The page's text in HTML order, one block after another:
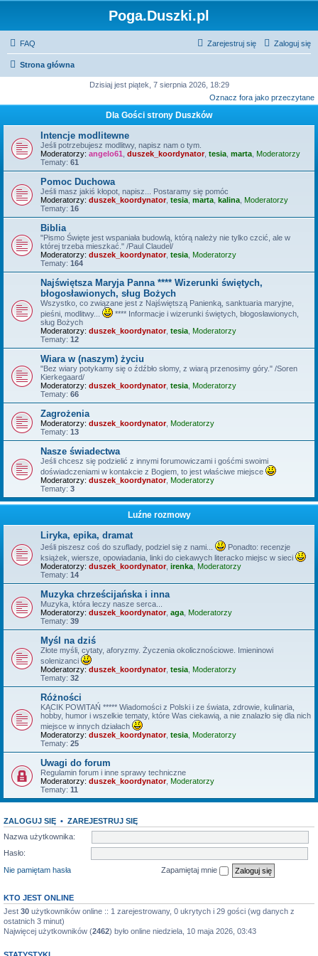
Poga.Duszki.pl
FAQ Zaloguj się
Zarejestruj się
Strona główna
Dzisiaj jest piątek, 7 sierpnia 2026, 18:29
Oznacz fora jako przeczytane
Dla Gości strony Duszków
Intencje modlitewne
Jeśli potrzebujesz modlitwy, napisz nam o tym.
Moderatorzy: angelo61 duszek_koordynator, tesia marta Moderatorzy
Tematy: 61
Pomoc Duchowa
Jeśli masz jakiś kłopot, napisz... Postaramy się pomóc
Moderatorzy: duszek_koordynator, tesia marta kalina Moderatorzy
Tematy: 16
Biblia
"Pismo Święte jest wspaniała budowlą, którą należy nie tylko czcić, ale w
której trzeba mieszkać." /Paul Claudel/
Moderatorzy: duszek_koordynator, tesia Moderatorzy
Tematy: 164
Najświętsza Maryja Panna **** Wizerunki świętych,
błogosławionych, sług Bożych
Wszystko, co związane jest z Najświętszą Panienką, sanktuaria maryjne,
pieśni, modlitwy...
**** Informacje i wizerunki świętych, błogosławionych,
sług Bożych
Moderatorzy: duszek_koordynator, tesia Moderatorzy
Tematy: 12
Wiara w (naszym) życiu
"Bez wiary potykamy się o źdźbło słomy, z wiarą przenosimy góry." /Soren
Kierkegaard/
Moderatorzy: duszek_koordynator, tesia Moderatorzy
Tematy: 66
Zagrożenia
Moderatorzy: duszek_koordynator, Moderatorzy
Tematy: 13
Nasze świadectwa
Jeśli chcesz się podzielić z innymi forumowiczami i gośćmi swoimi
doświadczeniami w kontakcie z Bogiem, to jest właściwe miejsce
Moderatorzy: duszek_koordynator, Moderatorzy
Tematy: 3
Luźne rozmowy
Liryka, epika, dramat
Jeśli piszesz coś do szuflady, podziel się z nami...
Ponadto: recenzje
książek, wiersze, opowiadania, linki do ciekawych literacko miejsc w sieci
Moderatorzy: duszek_koordynator, irenka Moderatorzy
Tematy: 14
Muzyka chrześcijańska i inna
Muzyka, która leczy nasze serca...
Moderatorzy: duszek_koordynator, aga Moderatorzy
Tematy: 39
Myśl na dziś
Złote myśli, cytaty, aforyzmy. Życzenia okolicznościowe. Imieninowi
solenizanci
Moderatorzy: duszek_koordynator, tesia Moderatorzy
Tematy: 32
Różności
KĄCIK POWITAŃ ***** Wiadomości z Polski i ze świata, zdrowie, kulinaria,
hobby, humor i wszelkie tematy, które Was ciekawią, a nie znalazło się dla nich
miejsce w innych działach
Moderatorzy: duszek_koordynator, tesia Moderatorzy
Tematy: 25
Uwagi do forum
Regulamin forum i inne sprawy techniczne
Moderatorzy: duszek_koordynator, Moderatorzy
Tematy: 11
ZALOGUJ SIĘ • ZAREJESTRUJ SIĘ
Nazwa użytkownika:
Hasło:
Nie pamiętam hasła
Zapamiętaj mnie
KTO JEST ONLINE
Jest 30 użytkowników online :: 1 zarejestrowany, 0 ukrytych i 29 gości (wg danych z
ostatnich 3 minut)
Najwięcej użytkowników (2462) było online niedziela, 10 maja 2026, 03:43
STATYSTYKI